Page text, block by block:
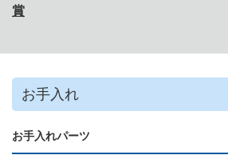
賞
お手入れ
お手入れパーツ